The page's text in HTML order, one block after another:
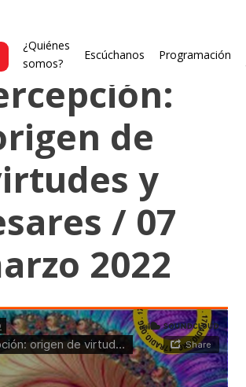
¿Quiénes
somos?
Escúchanos Programación
de
y
/ 07
2022